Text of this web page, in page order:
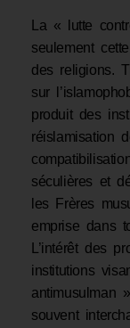
La « lutte
seulement
des religions.
sur
produit des
réislamisation
séculières et
les Frères
emprise dans
L’intérêt des
institutions
antimusulman
souvent